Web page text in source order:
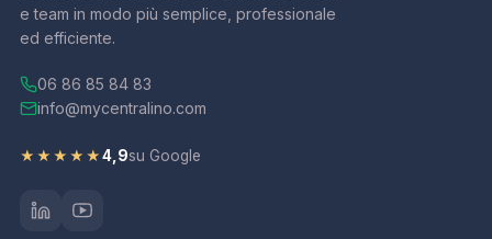
e team in modo più semplice, professionale
ed efficiente.
06 86 85 84 83
info@mycentralino.com
★★★★★4,9su Google